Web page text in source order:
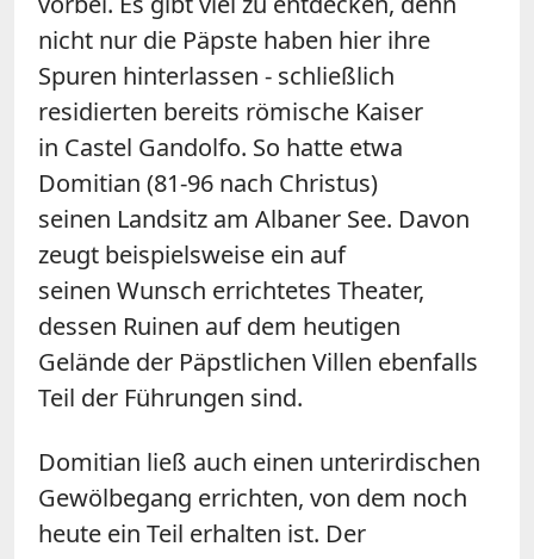
nicht nur die Päpste haben hier ihre
Spuren hinterlassen - schließlich
residierten bereits römische Kaiser
in Castel Gandolfo. So hatte etwa
Domitian (81-96 nach Christus)
seinen Landsitz am Albaner See. Davon
zeugt beispielsweise ein auf
seinen Wunsch errichtetes Theater,
dessen Ruinen auf dem heutigen
Gelände der Päpstlichen Villen ebenfalls
Teil der Führungen sind.
Domitian ließ auch einen unterirdischen
Gewölbegang errichten, von dem noch
heute ein Teil erhalten ist. Der